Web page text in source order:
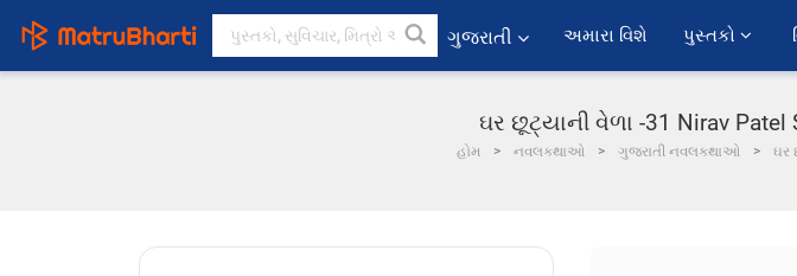
ગુજરાતી અમારા વિશે પુસ્તકો
ઘર છૂટ્યાની વેળા -31 Nirav Patel
હોમ નવલકથાઓ ગુજરાતી નવલકથાઓ ઘર